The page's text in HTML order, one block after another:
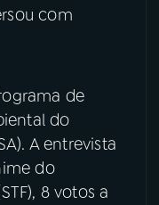
com
de
do
A entrevista
do
8 votos a